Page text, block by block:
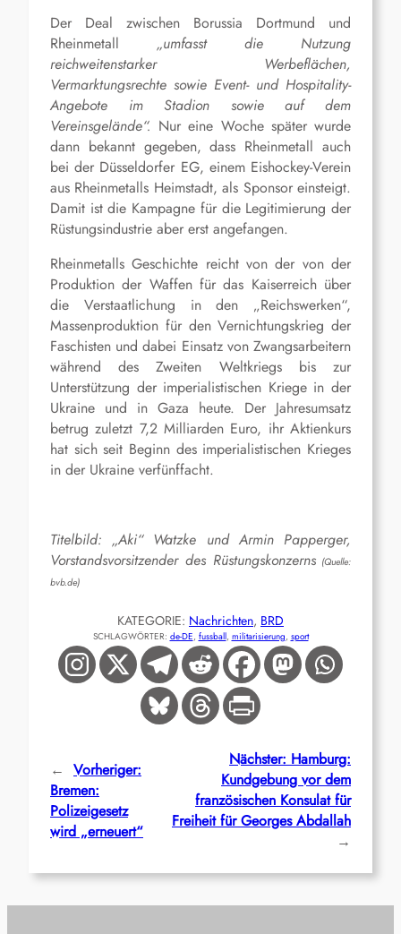
Der Deal zwischen Borussia Dortmund und
Rheinmetall „umfasst die Nutzung
reichweitenstarker Werbeflächen,
Vermarktungsrechte sowie Event- und Hospitality-
Angebote im Stadion sowie auf dem
Vereinsgelände“. Nur eine Woche später wurde
dann bekannt gegeben, dass Rheinmetall auch
bei der Düsseldorfer EG, einem Eishockey-Verein
aus Rheinmetalls Heimstadt,als Sponsor einsteigt.
Damit ist die Kampagne für die Legitimierung der
Rüstungsindustrie aber erst angefangen.
Rheinmetalls Geschichte reicht von der von der
Produktion der Waffen für das Kaiserreich über
die Verstaatlichung in den „Reichswerken“,
Massenproduktion für den Vernichtungskrieg der
Faschisten und dabei Einsatz von Zwangsarbeitern
während des Zweiten Weltkriegs bis zur
Unterstützung der imperialistischen Kriege in der
Ukraine und in Gaza heute. Der Jahresumsatz
betrug zuletzt 7,2 Milliarden Euro, ihr Aktienkurs
hat sich seit Beginn des imperialistischen Krieges
in der Ukraine verfünffacht.
Titelbild: „Aki“ Watzke und Armin Papperger,
Vorstandsvorsitzender des Rüstungskonzerns (Quelle:
bvb.de)
KATEGORIE: Nachrichten, BRD
SCHLAGWÖRTER: de-DE, fussball, militarisierung, sport
← Vorheriger:
Bremen:
Polizeigesetz
wird „erneuert“
Nächster: Hamburg:
Kundgebung vor dem
französischen Konsulat für
Freiheit für Georges Abdallah
→